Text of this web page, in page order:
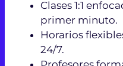
Clases 1:1
primer minuto.
Horarios
24/7.